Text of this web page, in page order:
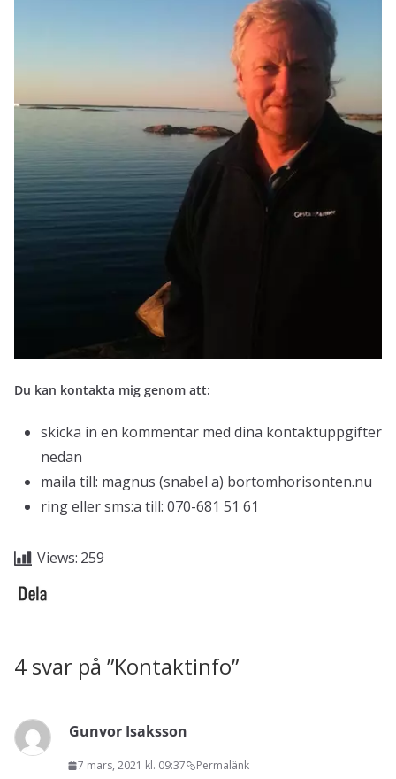
Du kan kontakta mig genom att:
skicka in en kommentar med dina kontaktuppgifter
nedan
maila till: magnus (snabel a) bortomhorisonten.nu
ring eller sms:a till: 070-681 51 61
Views: 259
4 svar på ”Kontaktinfo”
Gunvor Isaksson
7 mars, 2021 kl. 09:37 Permalänk